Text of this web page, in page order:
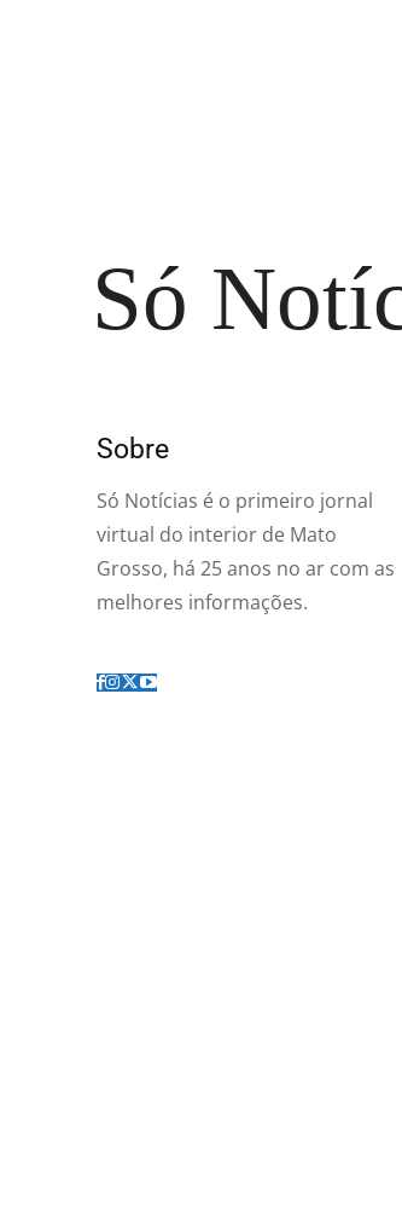
Só
Sobre
Só Notícias é o primeiro jornal
virtual do interior de Mato
Grosso, há 25 anos no ar com as
melhores informações.